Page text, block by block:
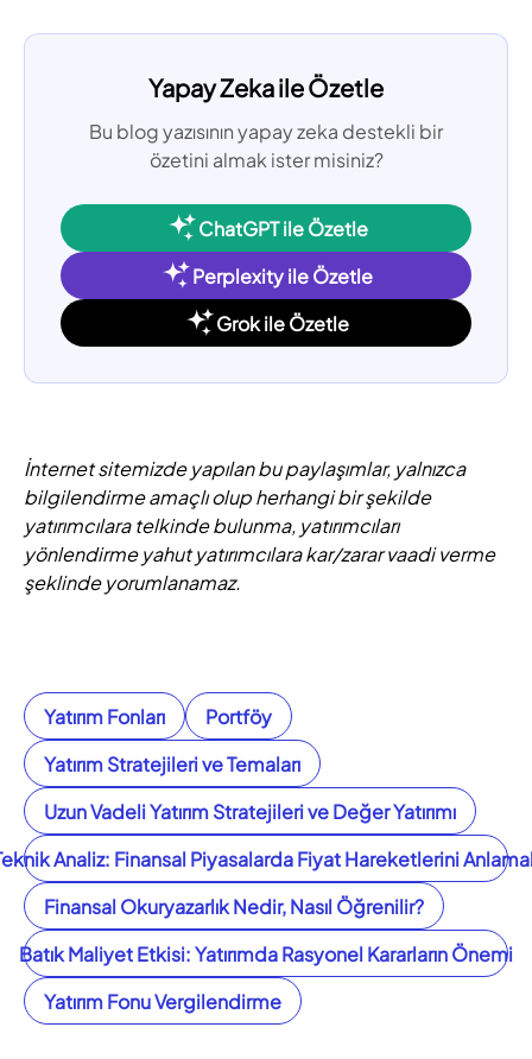
Yapay Zeka ile Özetle
Bu blog yazısının yapay zeka destekli bir
özetini almak ister misiniz?
ChatGPT ile Özetle
Perplexity ile Özetle
Grok ile Özetle
İnternet sitemizde yapılan bu paylaşımlar, yalnızca
bilgilendirme amaçlı olup herhangi bir şekilde
yatırımcılara telkinde bulunma, yatırımcıları
yönlendirme yahut yatırımcılara kar/zarar vaadi verme
şeklinde yorumlanamaz.
Yatırım Fonları
Portföy
Yatırım Stratejileri ve Temaları
Uzun Vadeli Yatırım Stratejileri ve Değer Yatırımı
Analiz: Finansal Piyasalarda Fiyat Hareketlerini
Finansal Okuryazarlık Nedir, Nasıl Öğrenilir?
Batık Maliyet Etkisi: Yatırımda Rasyonel Kararların Önemi
Yatırım Fonu Vergilendirme